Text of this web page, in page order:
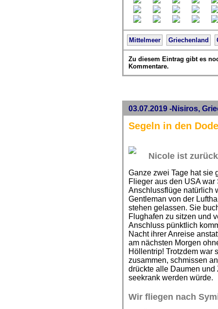
Mittelmeer Griechenland
Zu diesem Eintrag gibt es
Kommentare.
03.07.2019 -Nisiros,
Segeln in den
Nicole ist zurück
Ganze zwei Tage hat sie
Flieger aus den USA
Anschlussflüge natürlich
Gentleman von der
stehen gelassen. Sie
Flughafen zu sitzen und
Anschluss pünktlich
Nacht ihrer Anreise
am nächsten Morgen
Höllentrip! Trotzdem war
zusammen, schmissen
drückte alle Daumen
seekrank werden würde.
Wir fliegen nach